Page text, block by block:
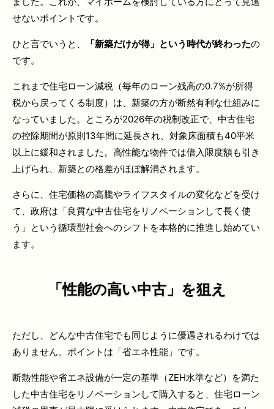
せないポイントです。
ひと言でいうと、 「新築だけが得」という時代が終わったの
です。
これまで住宅ローン減税（毎年のローン残高の0.7%が所得
税から戻ってくる制度）は、新築の方が断然有利な仕組みに
なっていました。ところが2026年の税制改正で、中古住宅
の控除期間が原則13年間に延長され、対象床面積も40平米
以上に緩和されました。高性能な物件では借入限度額も引き
上げられ、新築との格差がほぼ解消されます。
さらに、住宅価格の高騰やライフスタイルの変化などを受け
て、政府は「良質な中古住宅をリノベーションして長く使
う」という循環型社会へのシフトを本格的に推進し始めてい
ます。
「性能の高い中古」を狙え
ただし、どんな中古住宅でも同じように優遇されるわけでは
ありません。ポイントは「省エネ性能」です。
断熱性能や省エネ設備が一定の基準（ZEH水準など）を満た
した中古住宅をリノベーションして購入すると、住宅ローン